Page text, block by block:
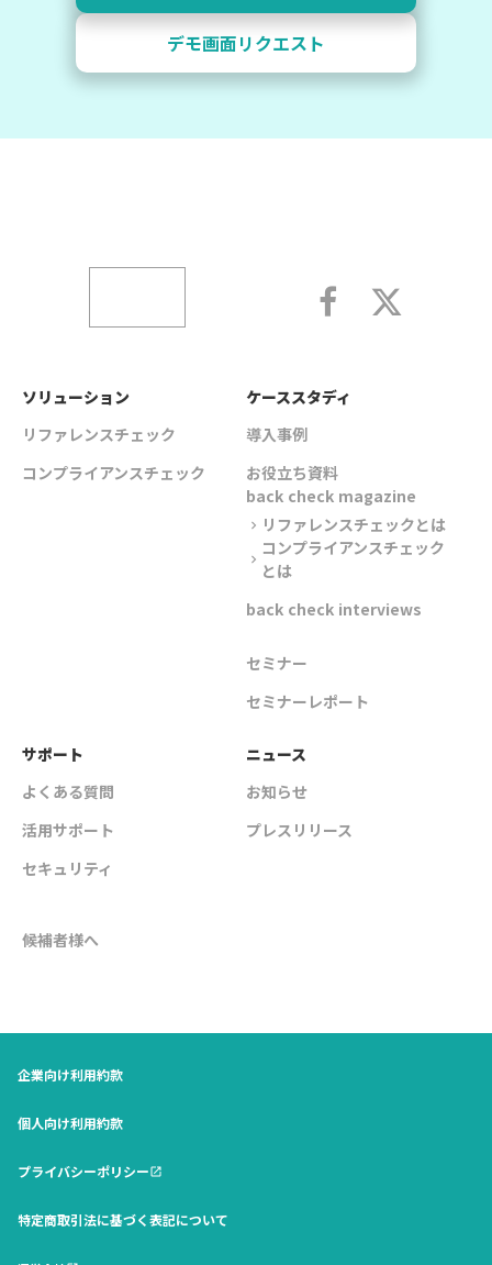
デモ画面リクエスト
ソリューション
リファレンスチェック
コンプライアンスチェック
ケーススタディ
導入事例
お役立ち資料
back check magazine
chevron_right リファレンスチェックとは
chevron_right
コンプライアンスチェック
とは
back check interviews
セミナー
セミナーレポート
サポート
よくある質問
活用サポート
セキュリティ
ニュース
お知らせ
プレスリリース
候補者様へ
企業向け利用約款
個人向け利用約款
プライバシーポリシー open_in_new
特定商取引法に基づく表記について